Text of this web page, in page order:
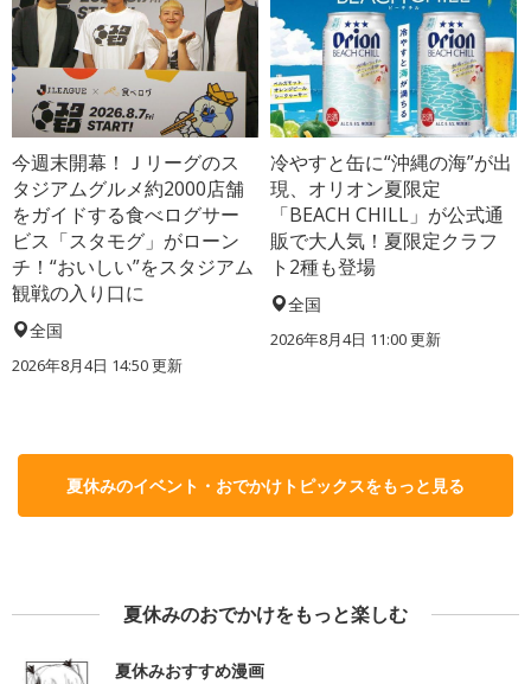
今週末開幕！Ｊリーグのス
タジアムグルメ約2000店舗
をガイドする食べログサー
ビス「スタモグ」がローン
チ！“おいしい”をスタジアム
観戦の入り口に
全国
2026年8月4日 14:50更新
冷やすと缶に“沖縄の海”が出
現、オリオン夏限定
「BEACH CHILL」が公式通
販で大人気！夏限定クラフ
ト2種も登場
全国
2026年8月4日 11:00更新
夏休みのイベント・おでかけトピックスをもっと見る
夏休みのおでかけをもっと楽しむ
夏休みおすすめ漫画